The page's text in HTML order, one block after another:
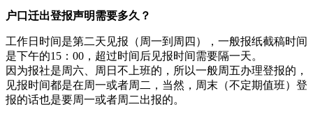
户口迁出登报声明需要多久？
工作日时间是第二天见报（周一到周四），一般报纸截稿时间
是下午的15：00，超过时间后见报时间需要隔一天。
因为报社是周六、周日不上班的，所以一般周五办理登报的，
见报时间都是在周一或者周二，当然，周末（不定期值班）登
报的话也是要周一或者周二出报的。